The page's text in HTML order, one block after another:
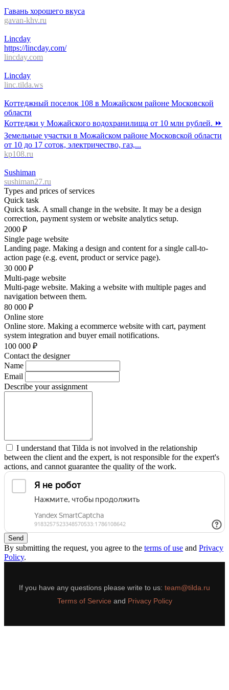
Гавань хорошего вкуса
gavan-khv.ru
Lincday
https://lincday.com/
lincday.com
Lincday
linc.tilda.ws
Коттеджный поселок 108 в Можайском районе Московской
области
Коттеджи у Можайского водохранилища от 10 млн рублей. ⏩
Земельные участки в Можайском районе Московской области
от 10 до 17 соток, электричество, газ,...
kp108.ru
Sushiman
sushiman27.ru
Types and prices of services
Quick task
Quick task. A small change in the website. It may be a design
correction, payment system or website analytics setup.
2000 ₽
Single page website
Landing page. Making a design and content for a single call-to-
action page (e.g. event, product or service page).
30 000 ₽
Multi-page website
Multi-page website. Making a website with multiple pages and
navigation between them.
80 000 ₽
Online store
Online store. Making a ecommerce website with cart, payment
system integration and buyer email notifications.
100 000 ₽
Contact the designer
Name
Email
Describe your assignment
I understand that Tilda is not involved in the relationship
between the client and the expert, is not responsible for the expert's
actions, and cannot guarantee the quality of the work.
Send
By submitting the request, you agree to the terms of use and Privacy
Policy.
If you have any questions please write to us: team@tilda.ru
Terms of Service and Privacy Policy